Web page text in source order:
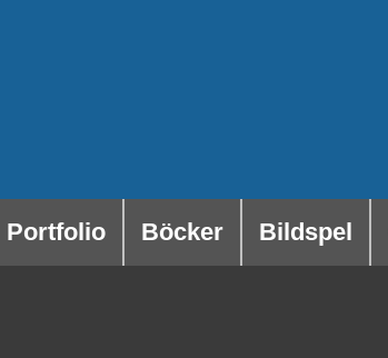
Portfolio Böcker Bildspel